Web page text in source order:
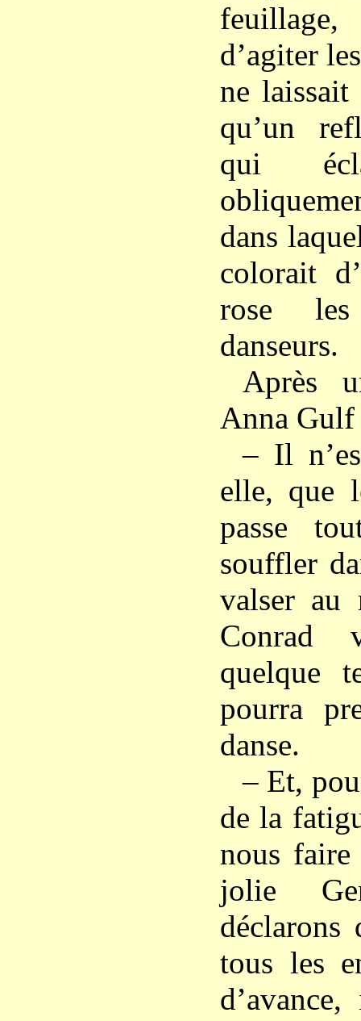
d’agiter
ne
qu’un
qui
dans
colorait
rose
danseurs.
Après
Anna
– Il
elle, que
passe
souffler
valser au
Conrad
quelque
pourra
danse.
– Et,
de la
nous
jolie
déclarons
tous les